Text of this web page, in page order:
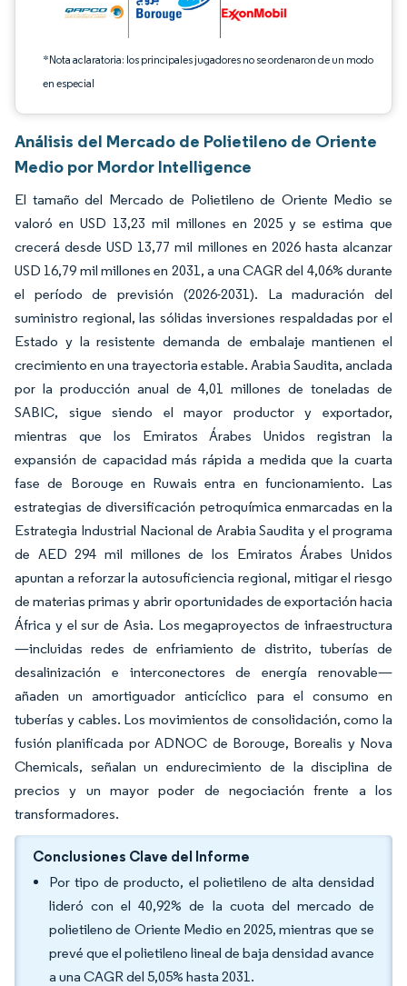
*Nota aclaratoria: los principales jugadores no se ordenaron de un modo
en especial
Análisis del Mercado de Polietileno de Oriente
Medio por Mordor Intelligence
El tamaño del Mercado de Polietileno de Oriente Medio se
valoró en USD 13,23 mil millones en 2025 y se estima que
crecerá desde USD 13,77 mil millones en 2026 hasta alcanzar
USD 16,79 mil millones en 2031, a una CAGR del 4,06% durante
el período de previsión (2026-2031). La maduración del
suministro regional, las sólidas inversiones respaldadas por el
Estado y la resistente demanda de embalaje mantienen el
crecimiento en una trayectoria estable. Arabia Saudita, anclada
por la producción anual de 4,01 millones de toneladas de
SABIC, sigue siendo el mayor productor y exportador,
mientras que los Emiratos Árabes Unidos registran la
expansión de capacidad más rápida a medida que la cuarta
fase de Borouge en Ruwais entra en funcionamiento. Las
estrategias de diversificación petroquímica enmarcadas en la
Estrategia Industrial Nacional de Arabia Saudita y el programa
de AED 294 mil millones de los Emiratos Árabes Unidos
apuntan a reforzar la autosuficiencia regional, mitigar el riesgo
de materias primas y abrir oportunidades de exportación hacia
África y el sur de Asia. Los megaproyectos de infraestructura
—incluidas redes de enfriamiento de distrito, tuberías de
desalinización e interconectores de energía renovable—
añaden un amortiguador anticíclico para el consumo en
tuberías y cables. Los movimientos de consolidación, como la
fusión planificada por ADNOC de Borouge, Borealis y Nova
Chemicals, señalan un endurecimiento de la disciplina de
precios y un mayor poder de negociación frente a los
transformadores.
Conclusiones Clave del Informe
Por tipo de producto, el polietileno de alta densidad
lideró con el 40,92% de la cuota del mercado de
polietileno de Oriente Medio en 2025, mientras que se
prevé que el polietileno lineal de baja densidad avance
a una CAGR del 5,05% hasta 2031.